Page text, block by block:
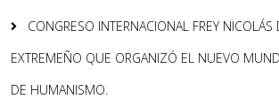
CONGRESO INTERNACIONAL FREY
EXTREMEÑO QUE ORGANIZÓ EL NUEVO
DE HUMANISMO.